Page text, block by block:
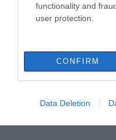
functionality and
user protection.
CONFIRM
Data Deletion